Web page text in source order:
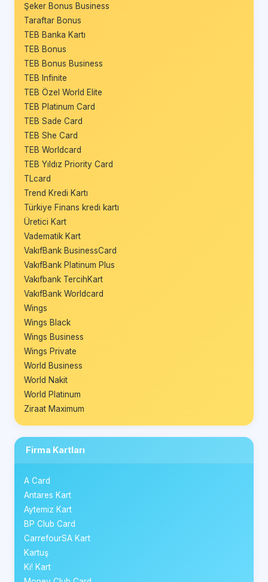
Şeker Bonus Business
Taraftar Bonus
TEB Banka Kartı
TEB Bonus
TEB Bonus Business
TEB Infinite
TEB Özel World Elite
TEB Platinum Card
TEB Sade Card
TEB She Card
TEB Worldcard
TEB Yıldız Priority Card
TLcard
Trend Kredi Kartı
Türkiye Finans kredi kartı
Üretici Kart
Vadematik Kart
VakıfBank BusinessCard
VakıfBank Platinum Plus
Vakıfbank TercihKart
VakıfBank Worldcard
Wings
Wings Black
Wings Business
Wings Private
World Business
World Nakit
World Platinum
Ziraat Maximum
Firma Kartları
A Card
Antares Kart
Aytemiz Kart
BP Club Card
CarrefourSA Kart
Kartuş
Ki! Kart